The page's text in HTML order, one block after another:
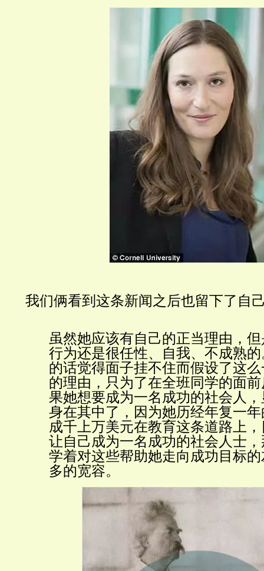
我们俩看到这条新闻之后也留下了自
虽然她应该有自己的正当理由，
行为还是很任性、自我、不成熟
的话觉得面子挂不住而假设了这
的理由，只为了在全班同学的面
果她想要成为一名成功的社会人
身在其中了，因为她历经年复一
成千上万美元在教育这条道路上
让自己成为一名成功的社会人士
学着对这些帮助她走向成功目标
多的宽容。